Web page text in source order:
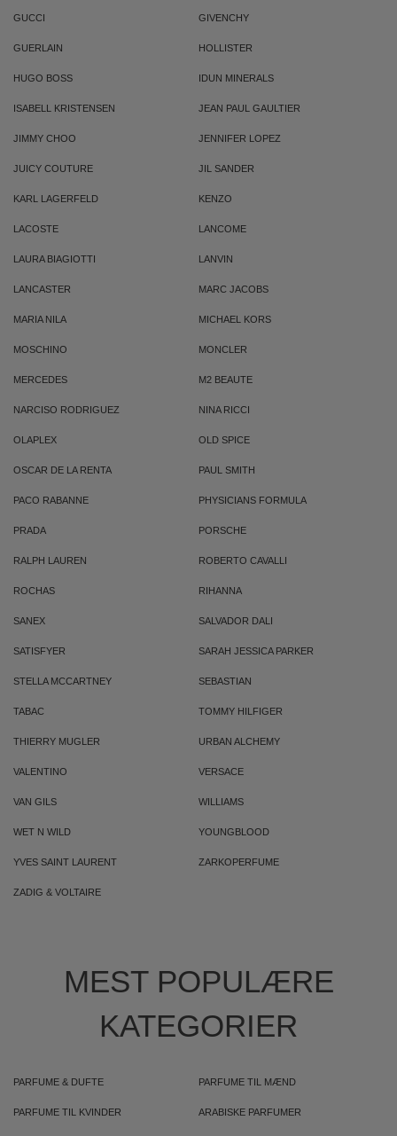
GUCCI GIVENCHY
GUERLAIN HOLLISTER
HUGO BOSS IDUN MINERALS
ISABELL KRISTENSEN JEAN PAUL GAULTIER
JIMMY CHOO JENNIFER LOPEZ
JUICY COUTURE JIL SANDER
KARL LAGERFELD KENZO
LACOSTE LANCOME
LAURA BIAGIOTTI LANVIN
LANCASTER MARC JACOBS
MARIA NILA MICHAEL KORS
MOSCHINO MONCLER
MERCEDES M2 BEAUTE
NARCISO RODRIGUEZ NINA RICCI
OLAPLEX OLD SPICE
OSCAR DE LA RENTA PAUL SMITH
PACO RABANNE PHYSICIANS FORMULA
PRADA PORSCHE
RALPH LAUREN ROBERTO CAVALLI
ROCHAS RIHANNA
SANEX SALVADOR DALI
SATISFYER SARAH JESSICA PARKER
STELLA MCCARTNEY SEBASTIAN
TABAC TOMMY HILFIGER
THIERRY MUGLER URBAN ALCHEMY
VALENTINO VERSACE
VAN GILS WILLIAMS
WET N WILD YOUNGBLOOD
YVES SAINT LAURENT ZARKOPERFUME
ZADIG & VOLTAIRE
MEST POPULÆRE
KATEGORIER
PARFUME & DUFTE PARFUME TIL MÆND
PARFUME TIL KVINDER ARABISKE PARFUMER